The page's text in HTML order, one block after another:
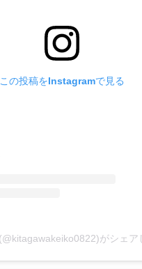
この投稿をInstagramで見る